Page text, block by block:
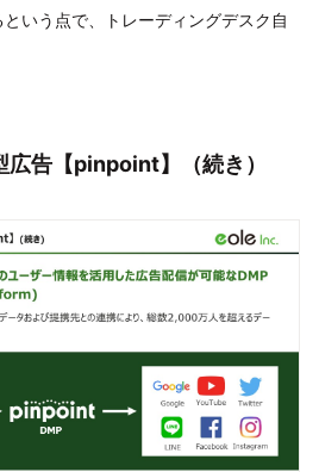
いう点で、トレーディングデスク自
告【pinpoint】（続き）